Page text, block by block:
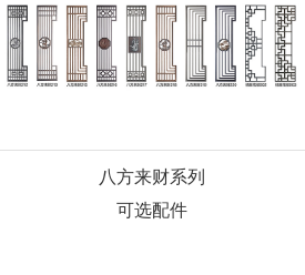
八方来财系列
可选配件